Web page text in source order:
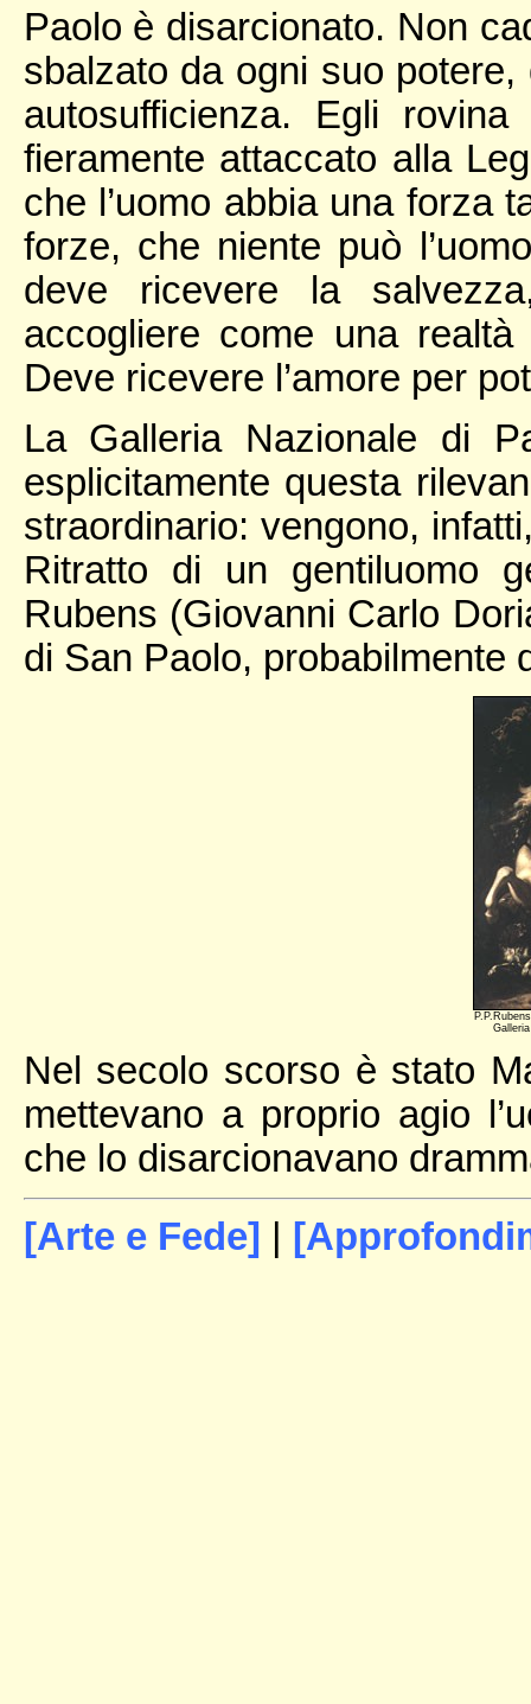
Paolo è disarcionato. Non
sbalzato da ogni suo
autosufficienza. Egli
fieramente attaccato alla
che l’uomo abbia una forza
forze, che niente può
deve ricevere la
accogliere come una
Deve ricevere l’amore per
La Galleria Nazionale di
esplicitamente questa
straordinario: vengono,
Ritratto di un gentiluomo
Rubens (Giovanni Carlo
di San Paolo, probabilmente
Nel secolo scorso è stato
mettevano a proprio agio
che lo disarcionavano
[Arte e Fede]